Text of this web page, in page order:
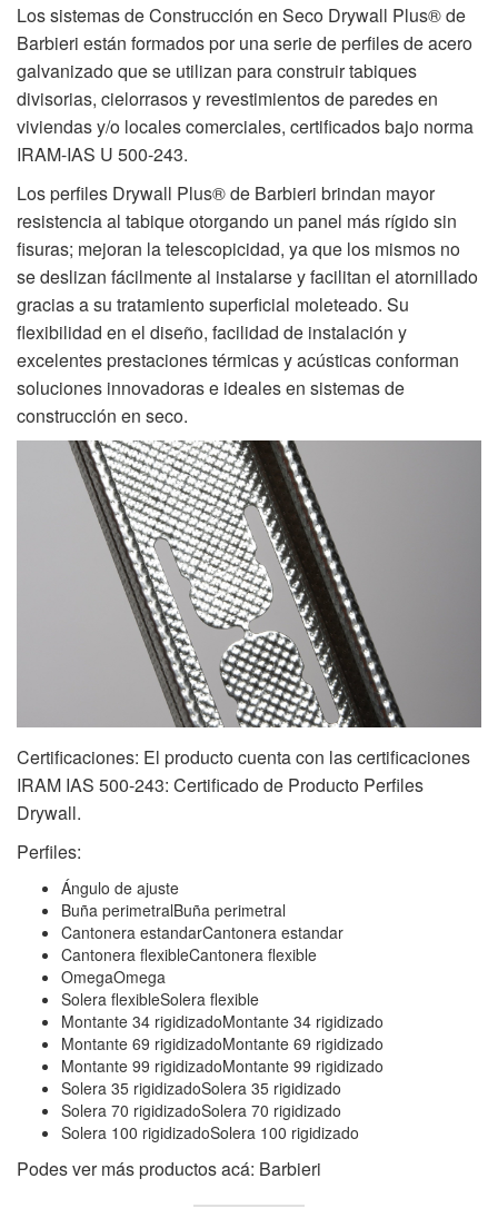
Los sistemas de Construcción en Seco Drywall Plus® de
Barbieri están formados por una serie de perfiles de acero
galvanizado que se utilizan para construir tabiques
divisorias, cielorrasos y revestimientos de paredes en
viviendas y/o locales comerciales, certificados bajo norma
IRAM-IAS U 500-243.
Los perfiles Drywall Plus® de Barbieri brindan mayor
resistencia al tabique otorgando un panel más rígido sin
fisuras; mejoran la telescopicidad, ya que los mismos no
se deslizan fácilmente al instalarse y facilitan el atornillado
gracias a su tratamiento superficial moleteado. Su
flexibilidad en el diseño, facilidad de instalación y
excelentes prestaciones térmicas y acústicas conforman
soluciones innovadoras e ideales en sistemas de
construcción en seco.
Certificaciones: El producto cuenta con las certificaciones
IRAM IAS 500-243: Certificado de Producto Perfiles
Drywall.
Perfiles:
Ángulo de ajuste
Buña perimetralBuña perimetral
Cantonera estandarCantonera estandar
Cantonera flexibleCantonera flexible
OmegaOmega
Solera flexibleSolera flexible
Montante 34 rigidizadoMontante 34 rigidizado
Montante 69 rigidizadoMontante 69 rigidizado
Montante 99 rigidizadoMontante 99 rigidizado
Solera 35 rigidizadoSolera 35 rigidizado
Solera 70 rigidizadoSolera 70 rigidizado
Solera 100 rigidizadoSolera 100 rigidizado
Podes ver más productos acá: Barbieri